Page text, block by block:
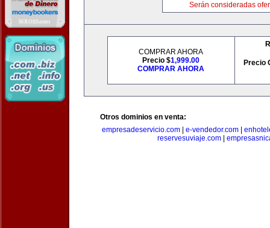
Serán consideradas
COMPRAR AHORA
Precio $1,999.00
COMPRAR AHORA
Precio
Otros dominios en venta:
empresadeservicio.com| e-vendedor.com|
reservesuviaje.com